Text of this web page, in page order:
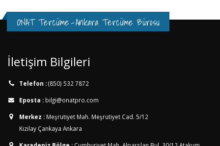
ONAT Tercüme-Ankara Tercüme Bürosu
İletişim Bilgileri
Telefon :(850) 532 7872
Eposta : bilgi@onatpro.com
Merkez : Meşrutiyet Mah. Meşrutiyet Cad. 5/12
Kızılay Çankaya Ankara